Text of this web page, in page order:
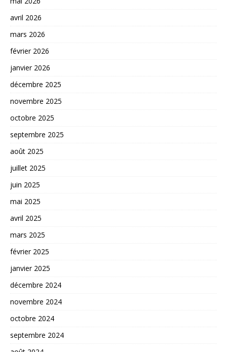
avril 2026
mars 2026
février 2026
janvier 2026
décembre 2025
novembre 2025
octobre 2025
septembre 2025
août 2025
juillet 2025
juin 2025
mai 2025
avril 2025
mars 2025
février 2025
janvier 2025
décembre 2024
novembre 2024
octobre 2024
septembre 2024